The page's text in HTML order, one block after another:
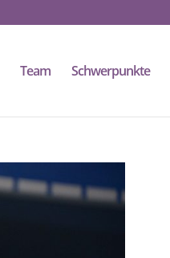
Team Schwerpunkte